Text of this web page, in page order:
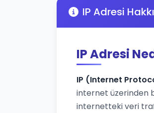
IP Adresi
IP Adresi
IP (Internet
internet üzerinden
internetteki veri